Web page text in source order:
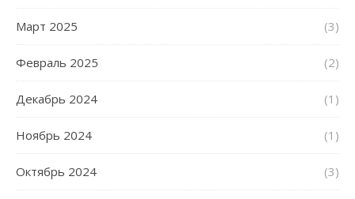
Март 2025 (3)
Февраль 2025 (2)
Декабрь 2024 (1)
Ноябрь 2024 (1)
Октябрь 2024 (3)